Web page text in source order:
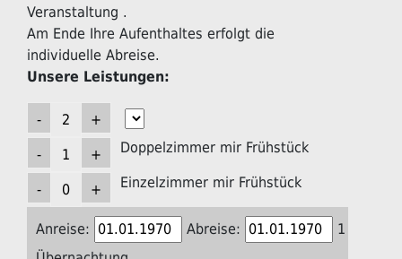
Veranstaltung .
Am Ende Ihre Aufenthaltes erfolgt die
individuelle Abreise.
Unsere Leistungen:
Doppelzimmer mir Frühstück
Einzelzimmer mir Frühstück
Anreise: Abreise:
1